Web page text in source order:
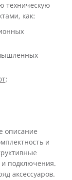
техническую
как:
;
описание
и
и подключения.
аксессуаров.